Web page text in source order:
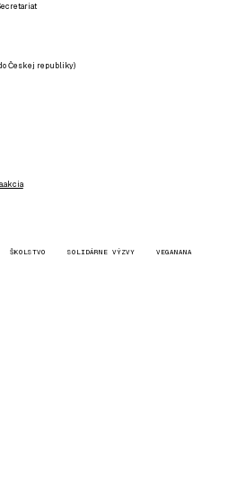
Českej republiky)
ŠKOLSTVO SOLIDÁRNE VÝZVY VEGANANA